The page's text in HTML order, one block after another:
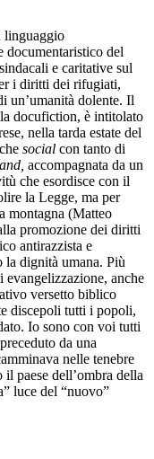
linguaggio
documentaristico del
e caritative sul
i diritti dei rifugiati,
un’umanità dolente. Il
docufiction, è intitolato
nella tarda estate del
social con tanto di
accompagnata da un
che esordisce con il
la Legge, ma per
montagna (Matteo
promozione dei diritti
antirazzista e
la dignità umana. Più
evangelizzazione, anche
versetto biblico
discepoli tutti i popoli,
Io sono con voi tutti
da una
nelle tenebre
paese dell’ombra della
luce del “nuovo”